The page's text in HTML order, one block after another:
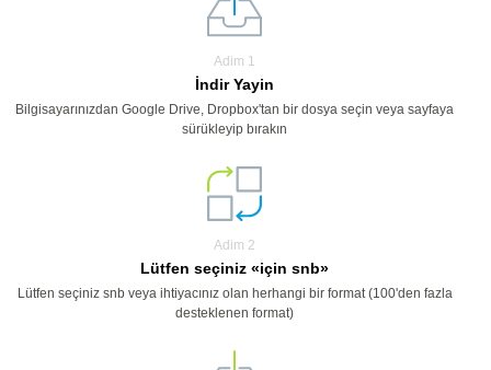
Adim 1
İndir Yayin
Bilgisayarınızdan Google Drive, Dropbox'tan bir dosya seçin veya sayfaya
sürükleyip bırakın
Adim 2
Lütfen seçiniz «için snb»
Lütfen seçiniz snb veya ihtiyacınız olan herhangi bir format (100'den fazla
desteklenen format)